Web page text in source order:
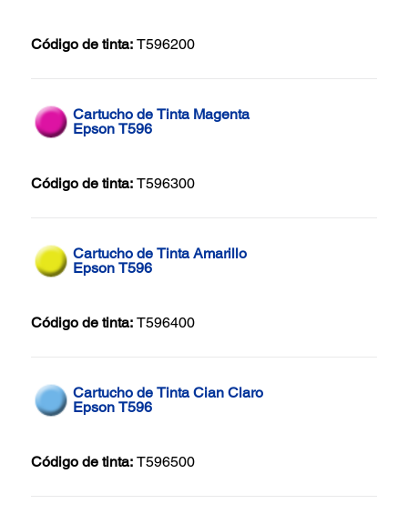
Código de tinta: T596200
Cartucho de Tinta Magenta
Epson T596
Código de tinta: T596300
Cartucho de Tinta Amarillo
Epson T596
Código de tinta: T596400
Cartucho de Tinta Cian Claro
Epson T596
Código de tinta: T596500